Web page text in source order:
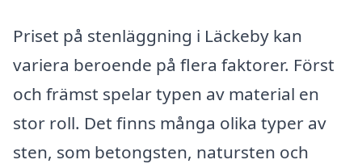
Priset på stenläggning i Läckeby kan
variera beroende på flera faktorer. Först
och främst spelar typen av material en
stor roll. Det finns många olika typer av
sten, som betongsten, natursten och